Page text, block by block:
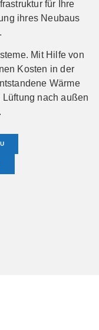
für Ihre
ihres Neubaus
Mit Hilfe von
Kosten in der
Wärme
nach außen